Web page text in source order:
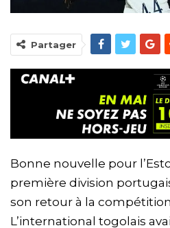
Partager
Bonne nouvelle pour
première division
son retour à la
L’international togolais